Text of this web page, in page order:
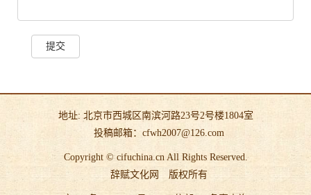
提交
地址: 北京市西城区南滨河路23号2号楼1804室
投稿邮箱：cfwh2007@126.com
Copyright © cifuchina.cn All Rights Reserved.
辞赋文化网
版权所有